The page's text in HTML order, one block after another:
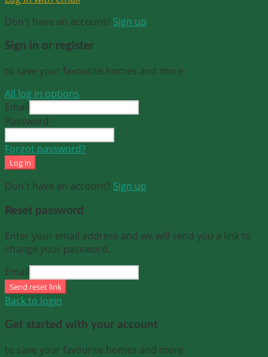
Don't have an account? Sign up
Sign in or register
to save your favourite homes and more
All log in options
Email
Password
Forgot password?
Log in
Don't have an account? Sign up
Reset password
Enter your email address and we will send you a link to
change your password.
Email
Send reset link
Back to login
Get started with your account
to save your favourite homes and more